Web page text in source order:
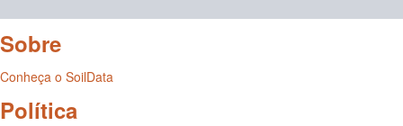
Sobre
Conheça o SoilData
Política